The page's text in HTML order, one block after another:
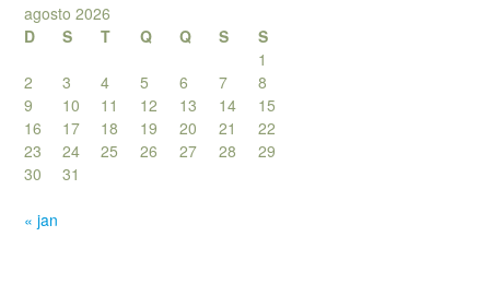
agosto 2026
D
S T Q Q S
S
1
2
3 4 5 6 7
8
9
10 11 12 13 14
15
16
17 18 19 20 21
22
23
24 25 26 27 28
29
30
31
« jan